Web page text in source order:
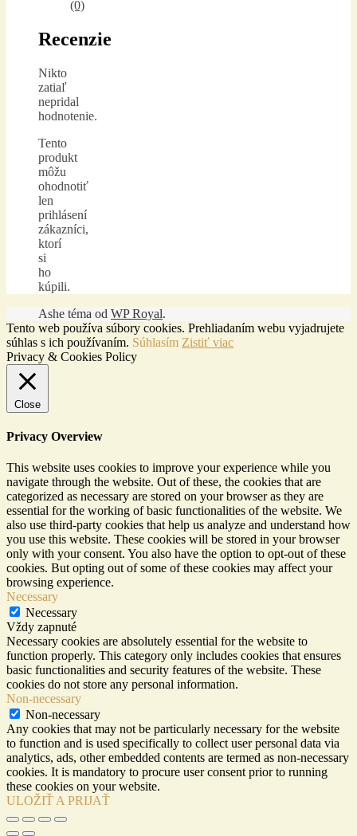
(0)
Recenzie
Nikto
zatiaľ
nepridal
hodnotenie.
Tento
produkt
môžu
ohodnotiť
len
prihlásení
zákazníci,
ktorí
si
ho
kúpili.
Ashe téma od WP Royal.
Tento web používa súbory cookies. Prehliadaním webu vyjadrujete
súhlas s ich používaním. Súhlasím Zistiť viac
Privacy & Cookies Policy
Close
Privacy Overview
This website uses cookies to improve your experience while you
navigate through the website. Out of these, the cookies that are
categorized as necessary are stored on your browser as they are
essential for the working of basic functionalities of the website. We
also use third-party cookies that help us analyze and understand how
you use this website. These cookies will be stored in your browser
only with your consent. You also have the option to opt-out of these
cookies. But opting out of some of these cookies may affect your
browsing experience.
Necessary
Necessary
Vždy zapnuté
Necessary cookies are absolutely essential for the website to
function properly. This category only includes cookies that ensures
basic functionalities and security features of the website. These
cookies do not store any personal information.
Non-necessary
Non-necessary
Any cookies that may not be particularly necessary for the website
to function and is used specifically to collect user personal data via
analytics, ads, other embedded contents are termed as non-necessary
cookies. It is mandatory to procure user consent prior to running
these cookies on your website.
ULOŽIŤ A PRIJAŤ